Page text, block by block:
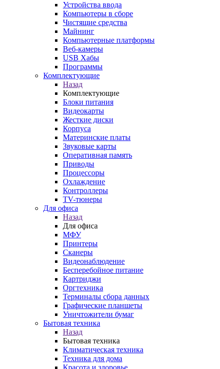
Устройства ввода
Компьютеры в сборе
Чистящие средства
Майнинг
Компьютерные платформы
Веб-камеры
USB Хабы
Программы
Комплектующие
Назад
Комплектующие
Блоки питания
Видеокарты
Жесткие диски
Корпуса
Материнские платы
Звуковые карты
Оперативная память
Приводы
Процессоры
Охлаждение
Контроллеры
TV-тюнеры
Для офиса
Назад
Для офиса
МФУ
Принтеры
Сканеры
Видеонаблюдение
Бесперебойное питание
Картриджи
Оргтехника
Терминалы сбора данных
Графические планшеты
Уничтожители бумаг
Бытовая техника
Назад
Бытовая техника
Климатическая техника
Техника для дома
Красота и здоровье